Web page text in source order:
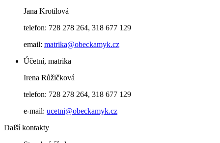
Jana Krotilová
telefon: 728 278 264, 318 677 129
email: matrika@obeckamyk.cz
Účetní, matrika
Irena Růžičková
telefon: 728 278 264, 318 677 129
e-mail: ucetni@obeckamyk.cz
Další kontakty